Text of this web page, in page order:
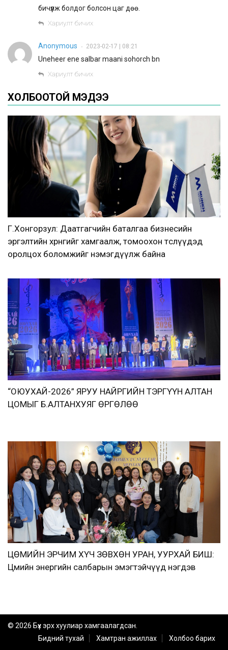
бичүүлж болдог болсон цаг дөө.
Хариулт бичих
Anonymous • 2023-02-17 | 08:21
Uneheer ene salbar maani sohorch bn
Хариулт бичих
ХОЛБООТОЙ МЭДЭЭ
Г.Хонгорзул: Даатгагчийн баталгаа бизнесийн
эргэлтийн хөрөнгийг хамгаалж, томоохон төслүүдэд
оролцох боломжийг нэмэгдүүлж байна
“ОЮУХАЙ-2026” ЯРУУ НАЙРГИЙН ТЭРГҮҮН АЛТАН
ЦОМЫГ Б.АЛТАНХУЯГ ӨРГӨЛӨӨ
ЦӨМИЙН ЭРЧИМ ХҮЧ ЗӨВХӨН УРАН, УУРХАЙ БИШ:
Цөмийн энергийн салбарын эмэгтэйчүүд нэгдэв
© 2026 Бүх эрх хуулиар хамгаалагдсан.
Бидний тухай
Хамтран ажиллах Холбоо барих